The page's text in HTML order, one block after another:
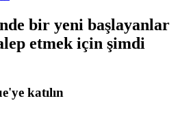
bir yeni başlayanlar
etmek için şimdi
katılın